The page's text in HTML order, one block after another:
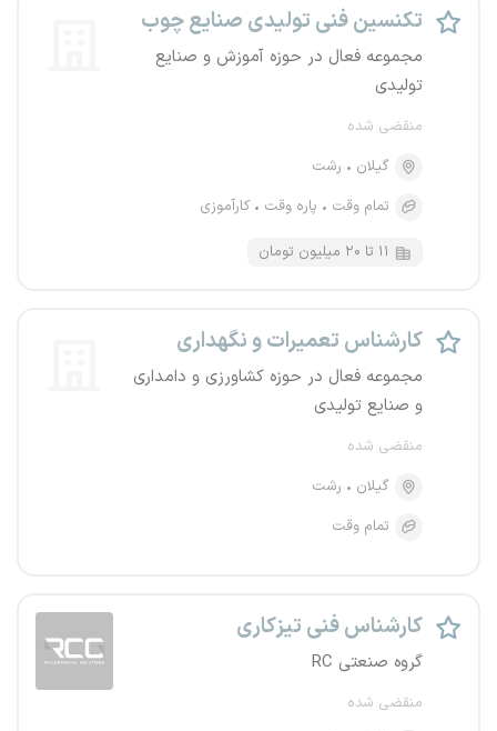
تکنسین فنی تولیدی صنایع چوب
مجموعه فعال در حوزه آموزش و صنایع
تولیدی
منقضی شده
گیلان
رشت
تمام وقت
پاره وقت کارآموزی
۱۱ تا ۲۰ میلیون تومان
کارشناس تعمیرات و نگهداری
مجموعه فعال در حوزه کشاورزی و دامداری
و صنایع تولیدی
منقضی شده
گیلان
رشت
تمام وقت
کارشناس فنی تیزکاری
گروه صنعتی RC
منقضی شده